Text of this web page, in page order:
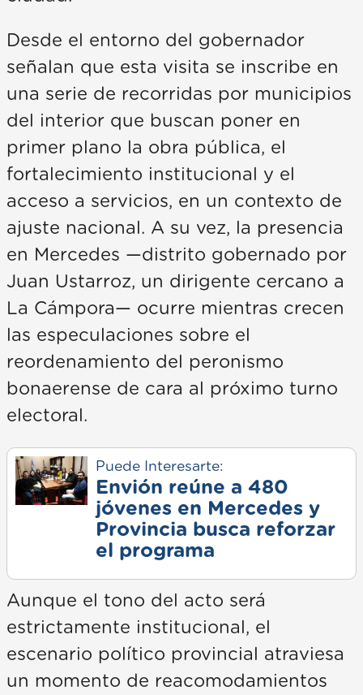
Desde el entorno del gobernador
señalan que esta visita se inscribe en
una serie de recorridas por municipios
del interior que buscan poner en
primer plano la obra pública, el
fortalecimiento institucional y el
acceso a servicios, en un contexto de
ajuste nacional. A su vez, la presencia
en Mercedes —distrito gobernado por
Juan Ustarroz, un dirigente cercano a
La Cámpora— ocurre mientras crecen
las especulaciones sobre el
reordenamiento del peronismo
bonaerense de cara al próximo turno
electoral.
Puede Interesarte:
Envión reúne a 480
jóvenes en Mercedes y
Provincia busca reforzar
el programa
Aunque el tono del acto será
estrictamente institucional, el
escenario político provincial atraviesa
un momento de reacomodamientos